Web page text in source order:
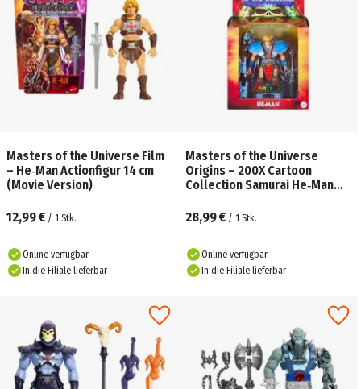
Masters of the Universe Film
– He‑Man Actionfigur 14 cm
(Movie Version)
12,99 € / 1 Stk.
Online verfügbar
In die Filiale lieferbar
Masters of the Universe
Origins – 200X Cartoon
Collection Samurai He‑Man
28,99 € / 1 Stk.
Online verfügbar
In die Filiale lieferbar